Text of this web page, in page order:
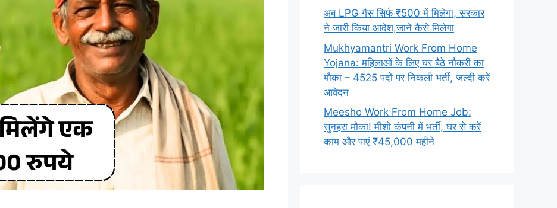
अब LPG गैस सिर्फ ₹500 में मिलेगा, सरकार
ने जारी किया आदेश,जाने कैसे मिलेगा
Mukhyamantri Work From Home
Yojana: महिलाओं के लिए घर बैठे नौकरी का
मौका – 4525 पदों पर निकली भर्ती, जल्दी करें
आवेदन
Meesho Work From Home Job:
सुनहरा मौका! मीशो कंपनी में भर्ती, घर से करें
काम और पाएं ₹45,000 महीने